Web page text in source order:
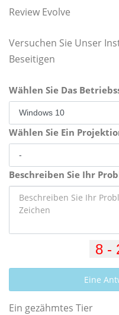
Review Evolve
Versuchen Sie Unser
Beseitigen
Wählen Sie Das
Wählen Sie Ein
Beschreiben Sie Ihr
Eine
Ein gezähmtes Tier